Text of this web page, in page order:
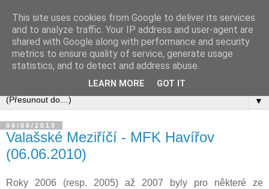
▼
06/06/2010
Valašské Meziříčí - MFK Havířov
(06.06.2010)
Roky 2006 (resp. 2005) až 2007 byly pro některé ze
This site uses cookies from Google to deliver its services
and to analyze traffic. Your IP address and user-agent are
shared with Google along with performance and security
metrics to ensure quality of service, generate usage
statistics, and to detect and address abuse.
LEARN MORE GOT IT